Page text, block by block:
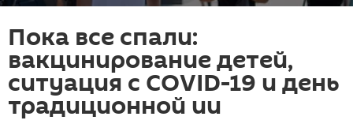
Пока все спали:
вакцинирование детей,
ситуация с COVID-19 и день
традиционной ии